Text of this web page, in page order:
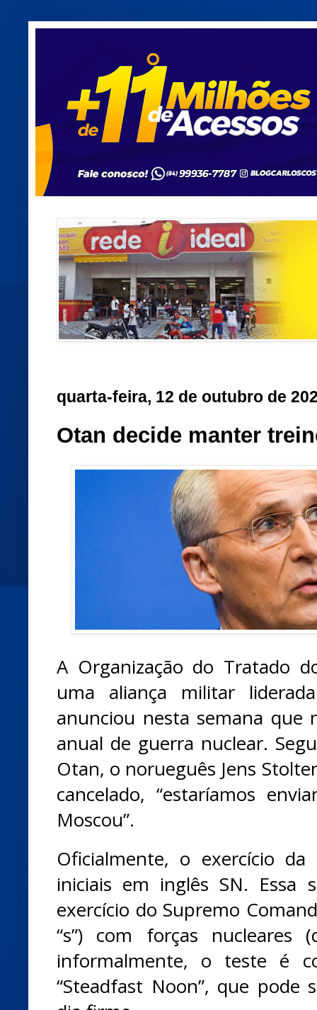
quarta-feira, 12 de outubro de
Otan decide manter
A Organização do Tratado
uma aliança militar
anunciou nesta semana que
anual de guerra nuclear.
Otan, o norueguês Jens
cancelado, “estaríamos
Moscou”.
Oficialmente, o exercício
iniciais em inglês SN. Essa
exercício do Supremo
“s”) com forças nucleares
informalmente, o teste é
“Steadfast Noon”, que pode